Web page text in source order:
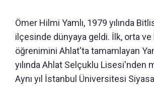
Ömer Hilmi Yamlı, 1979 yılında
ilçesinde dünyaya geldi. İlk, orta ve
öğrenimini Ahlat'ta tamamlayan
yılında Ahlat Selçuklu Lisesi'nden
Aynı yıl İstanbul Üniversitesi